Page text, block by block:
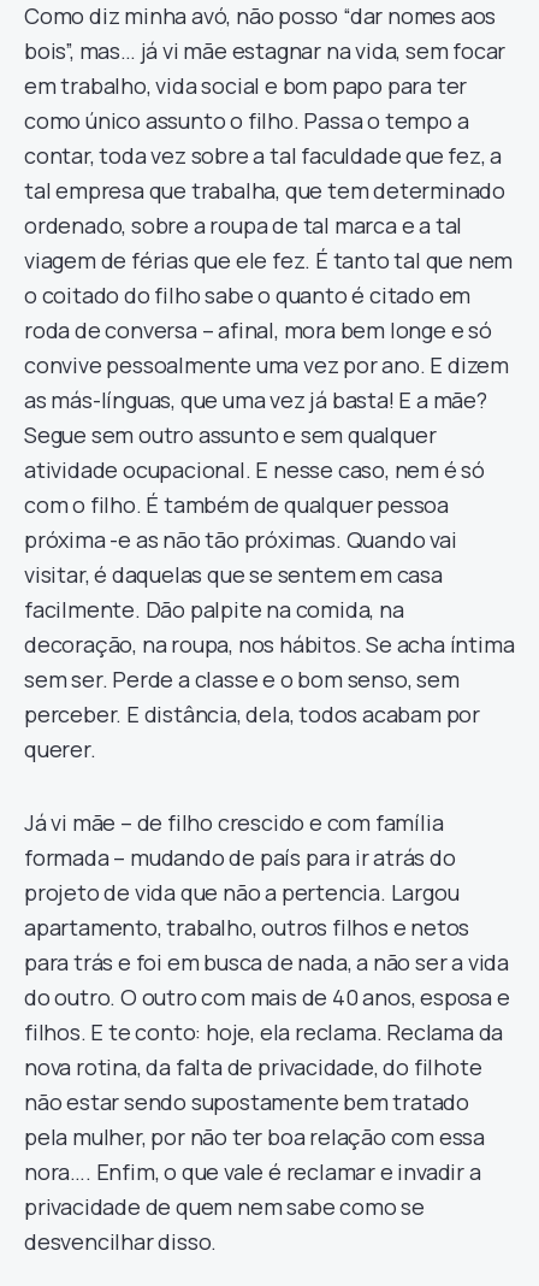
Como diz minha avó, não posso “dar nomes aos
bois”, mas… já vi mãe estagnar na vida, sem focar
em trabalho, vida social e bom papo para ter
como único assunto o filho. Passa o tempo a
contar, toda vez sobre a tal faculdade que fez, a
tal empresa que trabalha, que tem determinado
ordenado, sobre a roupa de tal marca e a tal
viagem de férias que ele fez. É tanto tal que nem
o coitado do filho sabe o quanto é citado em
roda de conversa – afinal, mora bem longe e só
convive pessoalmente uma vez por ano. E dizem
as más-línguas, que uma vez já basta! E a mãe?
Segue sem outro assunto e sem qualquer
atividade ocupacional. E nesse caso, nem é só
com o filho. É também de qualquer pessoa
próxima -e as não tão próximas. Quando vai
visitar, é daquelas que se sentem em casa
facilmente. Dão palpite na comida, na
decoração, na roupa, nos hábitos. Se acha íntima
sem ser. Perde a classe e o bom senso, sem
perceber. E distância, dela, todos acabam por
querer.
Já vi mãe – de filho crescido e com família
formada – mudando de país para ir atrás do
projeto de vida que não a pertencia. Largou
apartamento, trabalho, outros filhos e netos
para trás e foi em busca de nada, a não ser a vida
do outro. O outro com mais de 40 anos, esposa e
filhos. E te conto: hoje, ela reclama. Reclama da
nova rotina, da falta de privacidade, do filhote
não estar sendo supostamente bem tratado
pela mulher, por não ter boa relação com essa
nora…. Enfim, o que vale é reclamar e invadir a
privacidade de quem nem sabe como se
desvencilhar disso.